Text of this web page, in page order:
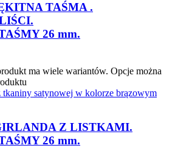
TAŚMA .
26 mm.
ma wiele wariantów. Opcje można
Z LISTKAMI.
26 mm.